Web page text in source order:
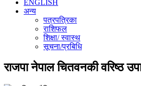
ENGLISH
अन्य
पत्रपत्रिका
राशिफल
शिक्षा/ स्वास्थ
सूचना/प्रबिधि
राजपा नेपाल चितवनकी वरिष्ठ